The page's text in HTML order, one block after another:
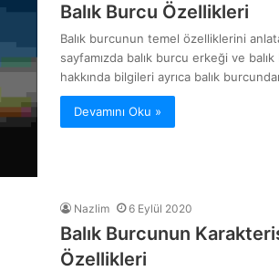
Balık Burcu Özellikleri
Balık burcunun temel özelliklerini
sayfamızda balık burcu erkeği ve balık
hakkında bilgileri ayrıca balık
Devamını Oku »
Nazlim 6 Eylül 2020
Balık Burcunun
Özellikleri